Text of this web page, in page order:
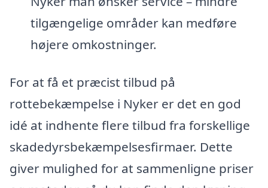
tilgængelige områder kan medføre
højere omkostninger.
For at få et præcist tilbud på
rottebekæmpelse i Nyker er det en god
idé at indhente flere tilbud fra forskellige
skadedyrsbekæmpelsesfirmaer. Dette
giver mulighed for at sammenligne priser